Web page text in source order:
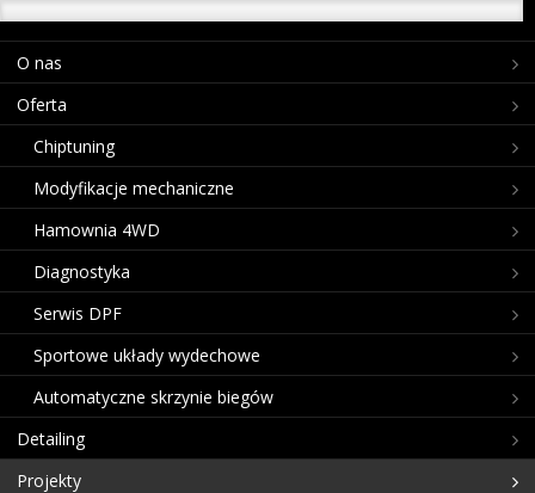
O nas
Oferta
Chiptuning
Modyfikacje mechaniczne
Hamownia 4WD
Diagnostyka
Serwis DPF
Sportowe układy wydechowe
Automatyczne skrzynie biegów
Detailing
Projekty